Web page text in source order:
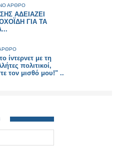
ΑΡΘΡΟ
ΑΔΕΙΑΖΕΙ
ΓΙΑ ΤΑ
ίντερνετ με τη
πολιτικοί,
τον μισθό μου!" ..